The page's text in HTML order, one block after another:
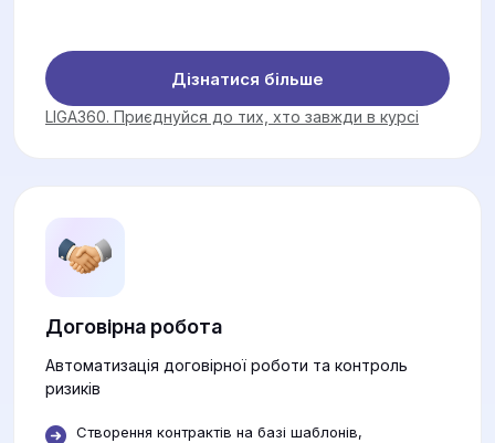
Дізнатися більше
LIGA360. Приєднуйся до тих, хто завжди в курсі
Договірна робота
Автоматизація договірної роботи та контроль
ризиків
Створення контрактів на базі шаблонів,